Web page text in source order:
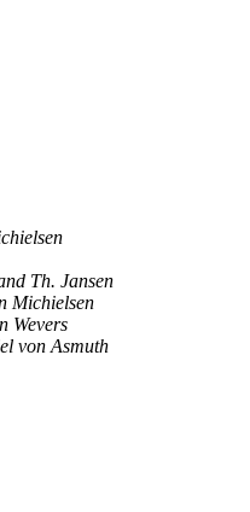
Th. Jansen
Michielsen
Wevers
von Asmuth